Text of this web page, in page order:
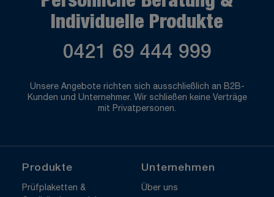
Individuelle Produkte
0421 69 444 999
Unsere Angebote richten sich ausschließlich an B2B-
Kunden und Unternehmer. Wir schließen keine Verträge
mit Privatpersonen.
Produkte
Prüfplaketten &
Unternehmen
Über uns